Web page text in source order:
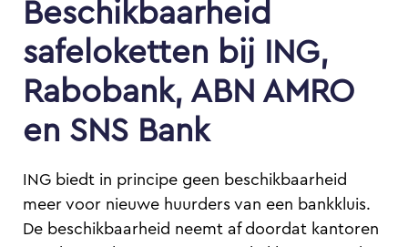
Beschikbaarheid
safeloketten bij ING,
Rabobank, ABN AMRO
en SNS Bank
ING biedt in principe geen beschikbaarheid
meer voor nieuwe huurders van een bankkluis.
De beschikbaarheid neemt af doordat kantoren